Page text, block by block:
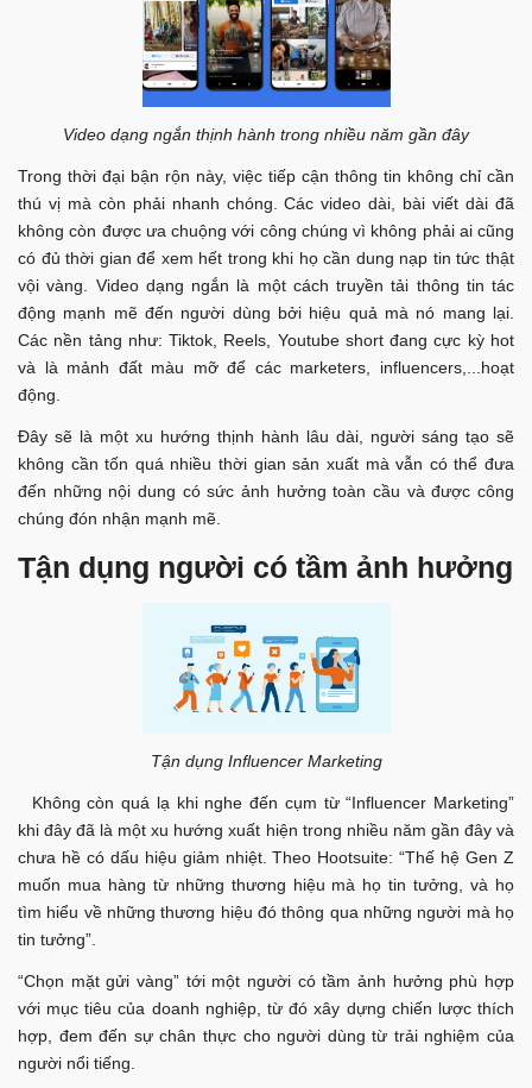
Video dạng ngắn thịnh hành trong nhiều năm gần đây
Trong thời đại bận rộn này, việc tiếp cận thông tin không chỉ cần
thú vị mà còn phải nhanh chóng. Các video dài, bài viết dài đã
không còn được ưa chuộng với công chúng vì không phải ai cũng
có đủ thời gian để xem hết trong khi họ cần dung nạp tin tức thật
vội vàng. Video dạng ngắn là một cách truyền tải thông tin tác
động mạnh mẽ đến người dùng bởi hiệu quả mà nó mang lại.
Các nền tảng như: Tiktok, Reels, Youtube short đang cực kỳ hot
và là mảnh đất màu mỡ để các marketers, influencers,...hoạt
động.
Đây sẽ là một xu hướng thịnh hành lâu dài, người sáng tạo sẽ
không cần tốn quá nhiều thời gian sản xuất mà vẫn có thể đưa
đến những nội dung có sức ảnh hưởng toàn cầu và được công
chúng đón nhận mạnh mẽ.
Tận dụng người có tầm ảnh hưởng
Tận dụng Influencer Marketing
Không còn quá lạ khi nghe đến cụm từ “Influencer Marketing”
khi đây đã là một xu hướng xuất hiện trong nhiều năm gần đây và
chưa hề có dấu hiệu giảm nhiệt. Theo Hootsuite: “Thế hệ Gen Z
muốn mua hàng từ những thương hiệu mà họ tin tưởng, và họ
tìm hiểu về những thương hiệu đó thông qua những người mà họ
tin tưởng”.
“Chọn mặt gửi vàng” tới một người có tầm ảnh hưởng phù hợp
với mục tiêu của doanh nghiệp, từ đó xây dựng chiến lược thích
hợp, đem đến sự chân thực cho người dùng từ trải nghiệm của
người nổi tiếng.